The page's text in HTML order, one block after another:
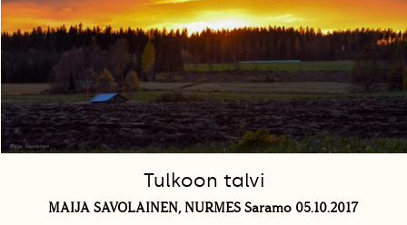
Tulkoon talvi
MAIJA SAVOLAINEN, NURMES Saramo 05.10.2017